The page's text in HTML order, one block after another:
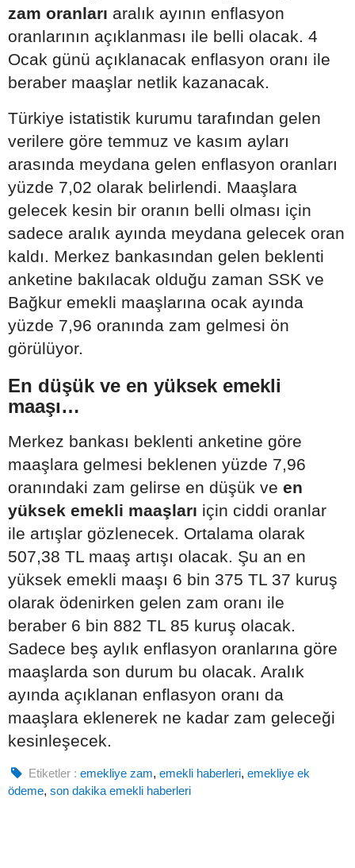
zam oranları aralık ayının enflasyon
oranlarının açıklanması ile belli olacak. 4
Ocak günü açıklanacak enflasyon oranı ile
beraber maaşlar netlik kazanacak.
Türkiye istatistik kurumu tarafından gelen
verilere göre temmuz ve kasım ayları
arasında meydana gelen enflasyon oranları
yüzde 7,02 olarak belirlendi. Maaşlara
gelecek kesin bir oranın belli olması için
sadece aralık ayında meydana gelecek oran
kaldı. Merkez bankasından gelen beklenti
anketine bakılacak olduğu zaman SSK ve
Bağkur emekli maaşlarına ocak ayında
yüzde 7,96 oranında zam gelmesi ön
görülüyor.
En düşük ve en yüksek emekli
maaşı…
Merkez bankası beklenti anketine göre
maaşlara gelmesi beklenen yüzde 7,96
oranındaki zam gelirse en düşük ve en
yüksek emekli maaşları için ciddi oranlar
ile artışlar gözlenecek. Ortalama olarak
507,38 TL maaş artışı olacak. Şu an en
yüksek emekli maaşı 6 bin 375 TL 37 kuruş
olarak ödenirken gelen zam oranı ile
beraber 6 bin 882 TL 85 kuruş olacak.
Sadece beş aylık enflasyon oranlarına göre
maaşlarda son durum bu olacak. Aralık
ayında açıklanan enflasyon oranı da
maaşlara eklenerek ne kadar zam geleceği
kesinleşecek.
Etiketler : emekliye zam,emekli haberleri,emekliye ek
ödeme, son dakika emekli haberleri